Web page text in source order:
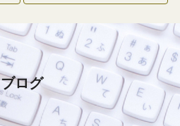
ブログ